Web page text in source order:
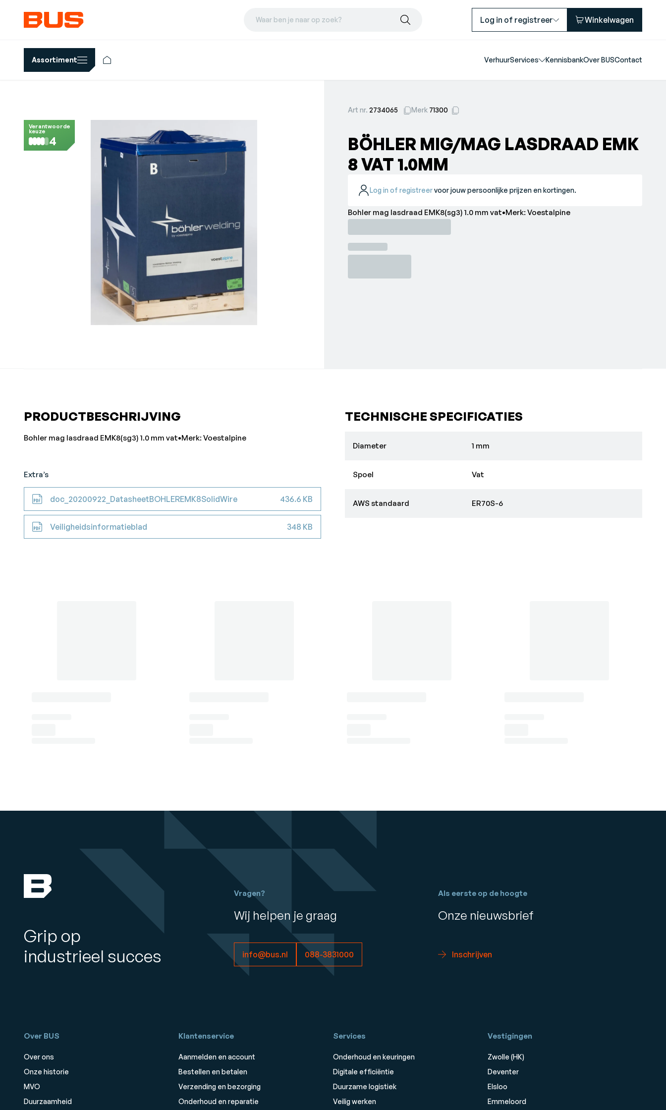
Waar ben je naar op zoek? Log in of registreer Winkelwagen
Assortiment VerhuurServices KennisbankOver BUSContact
Verantwoorde
keuze
4
Art nr.2734065 Merk 71300
BÖHLER MIG/MAG LASDRAAD EMK
8 VAT 1.0MM
Log in of registreervoor jouw persoonlijke prijzen en kortingen.
Bohler mag lasdraad EMK8(sg3) 1.0 mm vat•Merk: Voestalpine
PRODUCTBESCHRIJVING
Bohler mag lasdraad EMK8(sg3) 1.0 mm vat•Merk: Voestalpine
Extra’s
doc_20200922_DatasheetBOHLEREMK8SolidWire 436.6 KB
Veiligheidsinformatieblad 348 KB
TECHNISCHE SPECIFICATIES
Diameter 1 mm
Spoel Vat
AWS standaard ER70S-6
Grip op
industrieel succes
Vragen?
Wij helpen je graag
info@bus.nl 088-3831000
Als eerste op de hoogte
Onze nieuwsbrief
Inschrijven
Over BUS
Over ons
Onze historie
MVO
Duurzaamheid
Klantenservice
Aanmelden en account
Bestellen en betalen
Verzending en bezorging
Onderhoud en reparatie
Services
Onderhoud en keuringen
Digitale efficiëntie
Duurzame logistiek
Veilig werken
Vestigingen
Zwolle (HK)
Deventer
Elsloo
Emmeloord